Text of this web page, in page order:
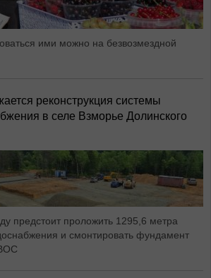
ими можно на безвозмездной
реконструкция системы
в селе Взморье Долинского
предстоит проложить 1295,6 метра
и смонтировать фундамент